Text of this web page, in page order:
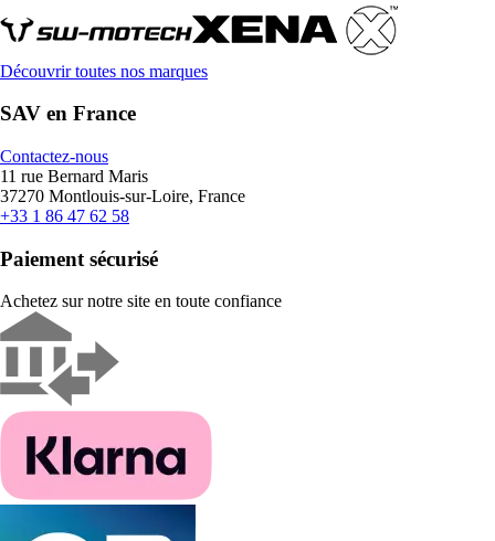
Découvrir toutes nos marques
SAV en France
Contactez-nous
11 rue Bernard Maris
37270 Montlouis-sur-Loire, France
+33 1 86 47 62 58
Paiement sécurisé
Achetez sur notre site en toute confiance